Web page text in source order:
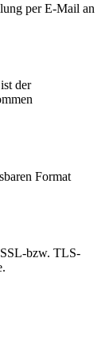
per E-Mail an
der
Format
SSL-bzw. TLS-